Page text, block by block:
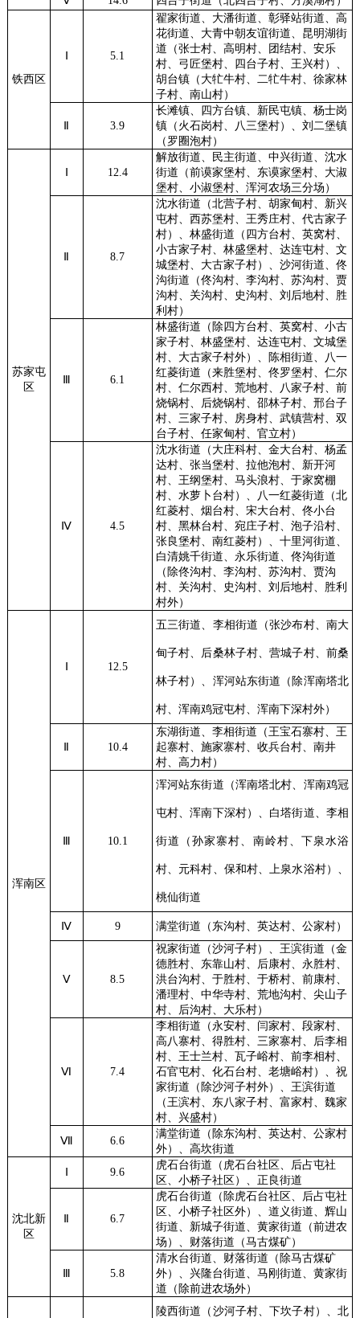
铁西区
5.1
翟家街道、大潘街道、彰驿站街道、高
花街道、大青中朝友谊街道、昆明湖街
道（张士村、高明村、团结村、安乐
村、弓匠堡村、四台子村、王兴村）、
胡台镇（大牤牛村、二牤牛村、徐家林
子村、南山村）
3.9
长滩镇、四方台镇、新民屯镇、杨士岗
镇（火石岗村、八三堡村）、刘二堡镇
（罗圈泡村）
苏家屯
区
12.4
解放街道、民主街道、中兴街道、沈水
街道（前谟家堡村、东谟家堡村、大淑
堡村、小淑堡村、浑河农场三分场）
8.7
沈水街道（北营子村、胡家甸村、新兴
屯村、西苏堡村、王秀庄村、代古家子
村）、林盛街道（四方台村、英窝村、
小古家子村、林盛堡村、达连屯村、文
城堡村、大古家子村）、沙河街道、佟
沟街道（佟沟村、李沟村、苏沟村、贾
沟村、关沟村、史沟村、刘后地村、胜
利村）
6.1
林盛街道（除四方台村、英窝村、小古
家子村、林盛堡村、达连屯村、文城堡
村、大古家子村外）、陈相街道、八一
红菱街道（来胜堡村、佟罗堡村、仁尔
村、仁尔西村、荒地村、八家子村、前
烧锅村、后烧锅村、邵林子村、邢台子
村、三家子村、房身村、武镇营村、双
台子村、任家甸村、官立村）
Ⅳ 4.5
沈水街道（大庄科村、金大台村、杨孟
达村、张当堡村、拉他泡村、新开河
村、王纲堡村、马头浪村、于家窝棚
村、水萝卜台村）、八一红菱街道（北
红菱村、烟台村、宋大台村、佟小台
村、黑林台村、宛庄子村、泡子沿村、
张良堡村、南红菱村）、十里河街道、
白清姚千街道、永乐街道、佟沟街道
（除佟沟村、李沟村、苏沟村、贾沟
村、关沟村、史沟村、刘后地村、胜利
村外）
浑南区
12.5
五三街道、李相街道（张沙布村、南大
甸子村、后桑林子村、营城子村、前桑
林子村）、 浑河站东街道（除浑南塔北
村、浑南鸡冠屯村、浑南下深村外）
10.4
东湖街道、李相街道（王宝石寨村、王
起寨村、施家寨村、收兵台村、南井
村、高力村）
10.1
浑河站东街道（浑南塔北村、浑南鸡冠
屯村、浑南下深村）、 白塔街道、李相
街道（孙家寨村、南岭村、下泉水浴
村、元科村、保和村、上泉水浴村）、
桃仙街道
Ⅳ 9 满堂街道（东沟村、英达村、公家村）
Ⅴ 8.5
祝家街道（沙河子村）、王滨街道（金
德胜村、东靠山村、后康村、永胜村、
洪台沟村、于胜村、于桥村、前康村、
潘理村、中华寺村、荒地沟村、尖山子
村、后沟村、大乐村）
Ⅵ 7.4
李相街道（永安村、闫家村、段家村、
高八寨村、得胜村、三家寨村、后李相
村、王士兰村、瓦子峪村、前李相村、
石官屯村、化石台村、老塘峪村）、祝
家街道（除沙河子村外）、王滨街道
（王滨村、东八家子村、富家村、魏家
村、兴盛村）
Ⅶ
6.6
满堂街道（除东沟村、英达村、公家村
外）、高坎街道
沈北新
区
9.6
虎石台街道（虎石台社区、后占屯社
区、小桥子社区）、正良街道
6.7
虎石台街道（除虎石台社区、后占屯社
区、小桥子社区外）、道义街道、辉山
街道、新城子街道、黄家街道（前进农
场）、财落街道（马古煤矿）
5.8
清水台街道、财落街道（除马古煤矿
外）、兴隆台街道、马刚街道、黄家街
道（除前进农场外）
陵西街道（沙河子村、下坎子村）、北